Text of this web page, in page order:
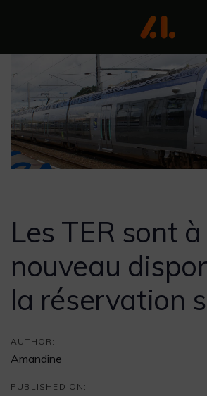
content
Les TER sont à
nouveau
la réservation
AUTHOR:
Amandine
PUBLISHED ON:
navigation